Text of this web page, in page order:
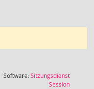
Software:Sitzungsdienst
Session(Wird in